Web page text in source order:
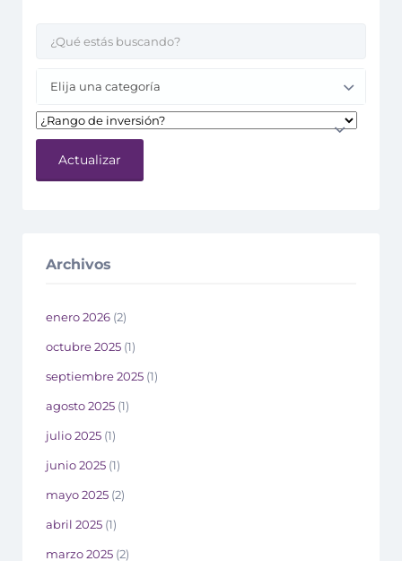
Elija una categoría
Actualizar
Archivos
enero 2026 (2)
octubre 2025 (1)
septiembre 2025 (1)
agosto 2025 (1)
julio 2025 (1)
junio 2025 (1)
mayo 2025 (2)
abril 2025 (1)
marzo 2025 (2)